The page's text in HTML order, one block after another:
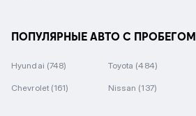
ПОПУЛЯРНЫЕ АВТО С ПРОБЕГОМ
Hyundai (748) Toyota (484)
Chevrolet (161) Nissan (137)